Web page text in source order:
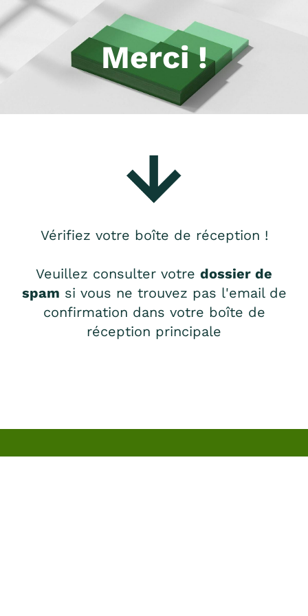
Merci !
Vérifiez votre boîte de réception !
Veuillez consulter votre dossier de
spam si vous ne trouvez pas l'email de
confirmation dans votre boîte de
réception principale